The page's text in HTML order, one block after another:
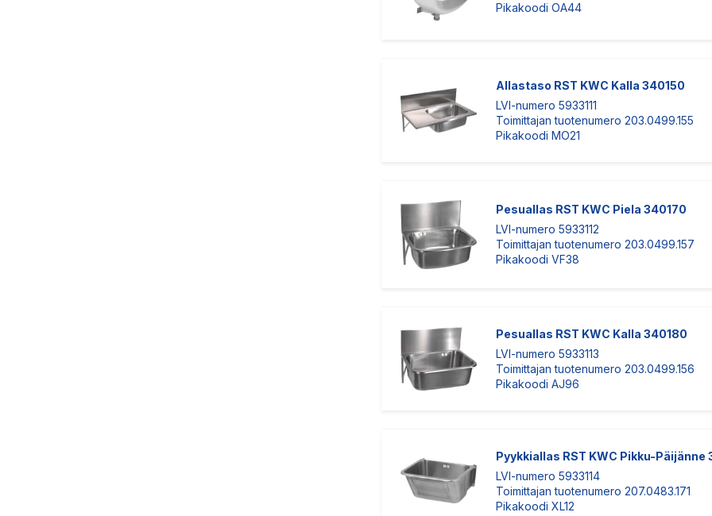
Pikakoodi OA44
Allastaso RST KWC Kalla 340150
LVI-numero 5933111
Toimittajan tuotenumero 203.0499.155
Pikakoodi MO21
Pesuallas RST KWC Piela 340170
LVI-numero 5933112
Toimittajan tuotenumero 203.0499.157
Pikakoodi VF38
Pesuallas RST KWC Kalla 340180
LVI-numero 5933113
Toimittajan tuotenumero 203.0499.156
Pikakoodi AJ96
Pyykkiallas RST KWC Pikku-Päijänne
LVI-numero 5933114
Toimittajan tuotenumero 207.0483.171
Pikakoodi XL12